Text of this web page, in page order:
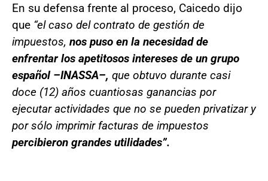
En su defensa frente al proceso, Caicedo dijo
que “el caso del contrato de gestión de
impuestos, nos puso en la necesidad de
enfrentar los apetitosos intereses de un grupo
español –INASSA–, que obtuvo durante casi
doce (12) años cuantiosas ganancias por
ejecutar actividades que no se pueden privatizar y
por sólo imprimir facturas de impuestos
percibieron grandes utilidades”.